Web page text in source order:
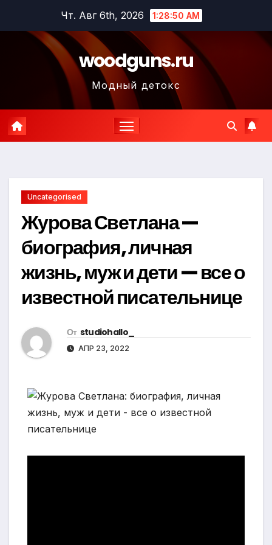
содержимому
Чт. Авг 6th, 2026 1:28:51 AM
woodguns.ru
Модный детокс
Uncategorised
Журова Светлана —
биография, личная
жизнь, муж и дети — все о
известной писательнице
От studiohallo_
АПР 23, 2022